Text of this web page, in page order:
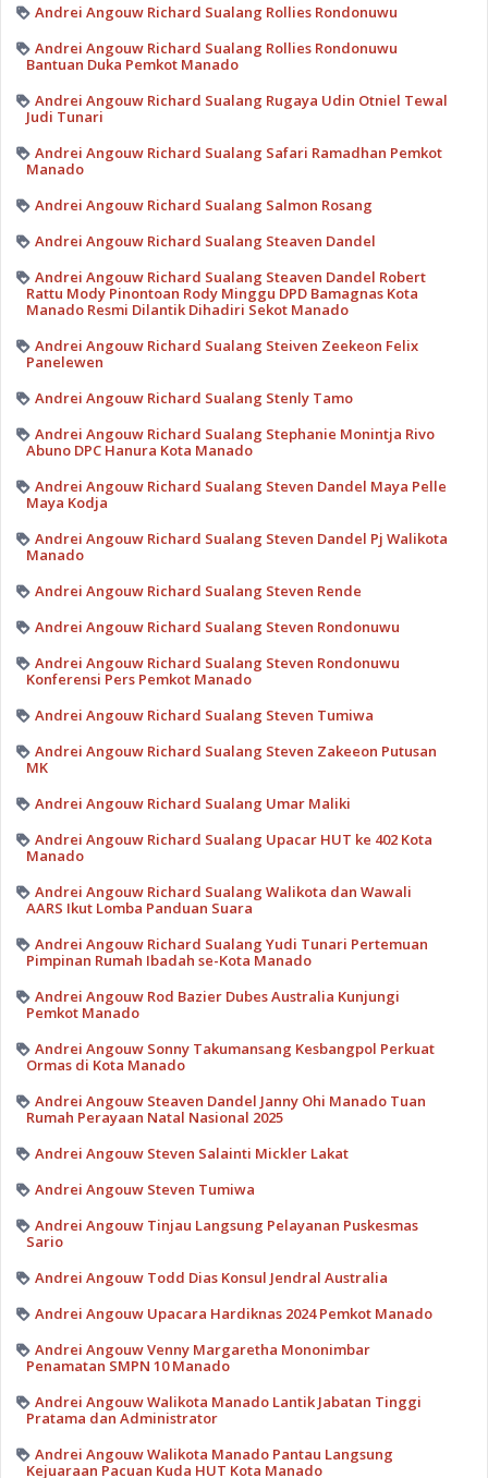
Andrei Angouw Richard Sualang Rollies Rondonuwu
Andrei Angouw Richard Sualang Rollies Rondonuwu
Bantuan Duka Pemkot Manado
Andrei Angouw Richard Sualang Rugaya Udin Otniel Tewal
Judi Tunari
Andrei Angouw Richard Sualang Safari Ramadhan Pemkot
Manado
Andrei Angouw Richard Sualang Salmon Rosang
Andrei Angouw Richard Sualang Steaven Dandel
Andrei Angouw Richard Sualang Steaven Dandel Robert
Rattu Mody Pinontoan Rody Minggu DPD Bamagnas Kota
Manado Resmi Dilantik Dihadiri Sekot Manado
Andrei Angouw Richard Sualang Steiven Zeekeon Felix
Panelewen
Andrei Angouw Richard Sualang Stenly Tamo
Andrei Angouw Richard Sualang Stephanie Monintja Rivo
Abuno DPC Hanura Kota Manado
Andrei Angouw Richard Sualang Steven Dandel Maya Pelle
Maya Kodja
Andrei Angouw Richard Sualang Steven Dandel Pj Walikota
Manado
Andrei Angouw Richard Sualang Steven Rende
Andrei Angouw Richard Sualang Steven Rondonuwu
Andrei Angouw Richard Sualang Steven Rondonuwu
Konferensi Pers Pemkot Manado
Andrei Angouw Richard Sualang Steven Tumiwa
Andrei Angouw Richard Sualang Steven Zakeeon Putusan
MK
Andrei Angouw Richard Sualang Umar Maliki
Andrei Angouw Richard Sualang Upacar HUT ke 402 Kota
Manado
Andrei Angouw Richard Sualang Walikota dan Wawali
AARS Ikut Lomba Panduan Suara
Andrei Angouw Richard Sualang Yudi Tunari Pertemuan
Pimpinan Rumah Ibadah se-Kota Manado
Andrei Angouw Rod Bazier Dubes Australia Kunjungi
Pemkot Manado
Andrei Angouw Sonny Takumansang Kesbangpol Perkuat
Ormas di Kota Manado
Andrei Angouw Steaven Dandel Janny Ohi Manado Tuan
Rumah Perayaan Natal Nasional 2025
Andrei Angouw Steven Salainti Mickler Lakat
Andrei Angouw Steven Tumiwa
Andrei Angouw Tinjau Langsung Pelayanan Puskesmas
Sario
Andrei Angouw Todd Dias Konsul Jendral Australia
Andrei Angouw Upacara Hardiknas 2024 Pemkot Manado
Andrei Angouw Venny Margaretha Mononimbar
Penamatan SMPN 10 Manado
Andrei Angouw Walikota Manado Lantik Jabatan Tinggi
Pratama dan Administrator
Andrei Angouw Walikota Manado Pantau Langsung
Kejuaraan Pacuan Kuda HUT Kota Manado